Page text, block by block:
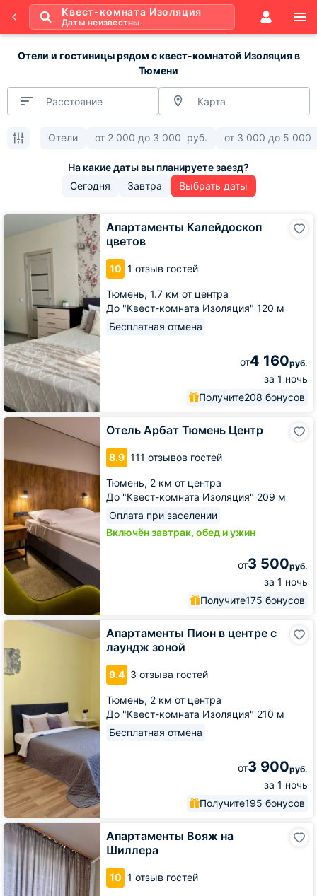
Квест-комната Изоляция
Даты неизвестны
Отели и гостиницы рядом с квест-комнатой Изоляция в
Тюмени
Расстояние Карта
Отели от 2 000 до 3 000 руб. от 3 000 до 5 000
Сегодня Завтра Выбрать даты
Апартаменты Калейдоскоп
цветов
10 1 отзыв гостей
Тюмень, 1.7 км от центра
До "Квест-комната Изоляция" 120 м
Бесплатная отмена
от4 160руб.
за 1 ночь
Получите208 бонусов
Апартаменты
Отель Арбат Тюмень Центр
8.9 111 отзывов гостей
Тюмень, 2 км от центра
До "Квест-комната Изоляция" 209 м
Оплата при заселении
Включён завтрак, обед и ужин
от3 500руб.
за 1 ночь
Получите175 бонусов
Отель
Центр
Апартаменты Пион в центре с
лаундж зоной
9.4 3 отзыва гостей
Тюмень, 2 км от центра
До "Квест-комната Изоляция" 210 м
Бесплатная отмена
от3 900руб.
за 1 ночь
Получите195 бонусов
Апартаменты
в
центре
с
зоной
Апартаменты Вояж на
Шиллера
10 1 отзыв гостей
Апартаменты
Вояж
Шиллера